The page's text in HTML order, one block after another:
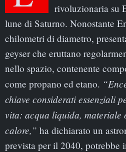
rivoluzionaria su
lune di Saturno. Nonostante
chilometri di diametro,
geyser che eruttano
nello spazio, contenente
come propano ed etano.
chiave considerati essenziali
vita: acqua liquida, materiale
calore,” ha dichiarato un
prevista per il 2040, potrebbe